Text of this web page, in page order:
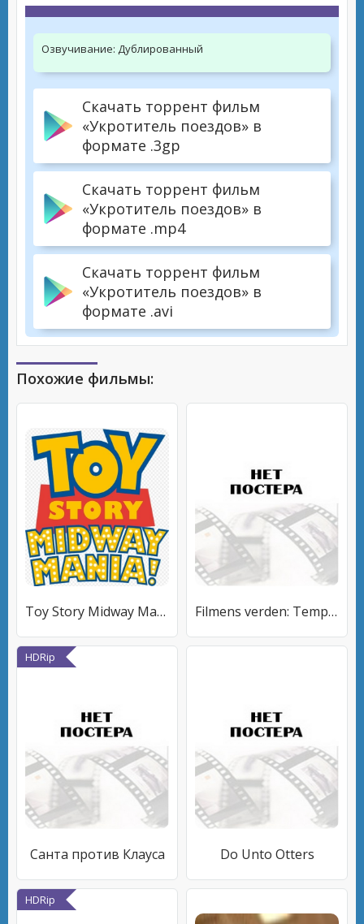
Озвучивание: Дублированный
Скачать торрент фильм
«Укротитель поездов» в
формате .3gp
Скачать торрент фильм
«Укротитель поездов» в
формате .mp4
Скачать торрент фильм
«Укротитель поездов» в
формате .avi
Похожие фильмы:
Toy Story Midway Mania! Filmens verden: Tempelriddernes skat III
HDRip
Санта против Клауса Do Unto Otters
HDRip